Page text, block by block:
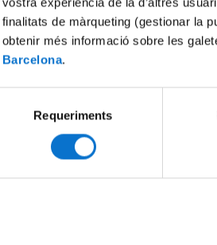
finalitats de màrqueting (gestionar la
obtenir més informació sobre les
Barcelona.
Requeriments
virtuals
2 Noviembre, 2021
de